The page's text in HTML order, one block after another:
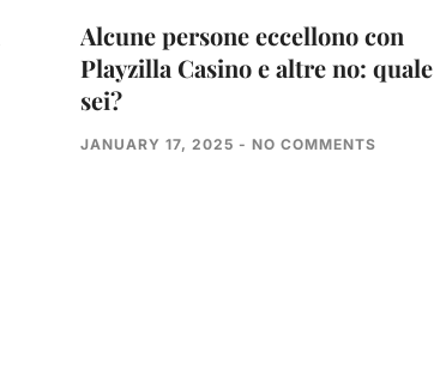
Alcune persone eccellono con
Playzilla Casino e altre no: quale
sei?
JANUARY 17, 2025 NO COMMENTS